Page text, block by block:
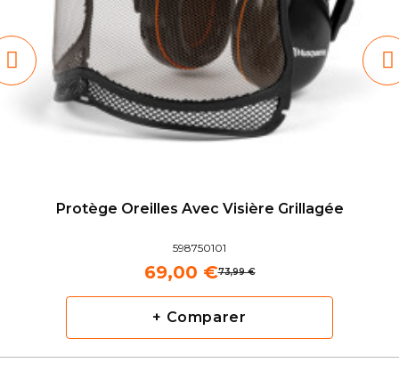
Protège Oreilles Avec Visière Grillagée
598750101
73,99 €
69,00 €
+ Comparer